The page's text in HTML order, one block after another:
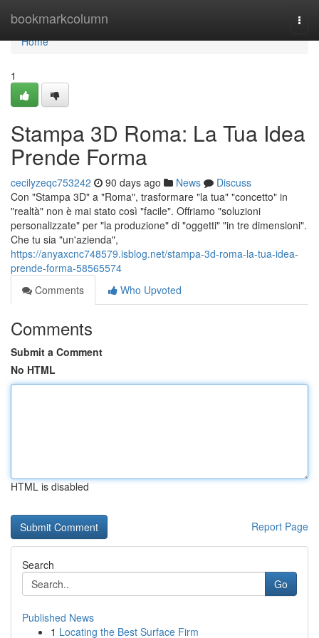
bookmarkcolumn
Home
Home
1
Stampa 3D Roma: La Tua Idea
Prende Forma
cecilyzeqc753242 90 days ago News
Discuss
Con "Stampa 3D" a "Roma", trasformare "la tua" "concetto" in
"realtà" non è mai stato così "facile". Offriamo "soluzioni
personalizzate" per "la produzione" di "oggetti" "in tre dimensioni".
Che tu sia "un'azienda",
https://anyaxcnc748579.isblog.net/stampa-3d-roma-la-tua-idea-
prende-forma-58565574
Comments
Who Upvoted
Comments
Submit a Comment
No HTML
HTML is disabled
Report Page
Search
Go
Published News
1 Locating the Best Surface Firm